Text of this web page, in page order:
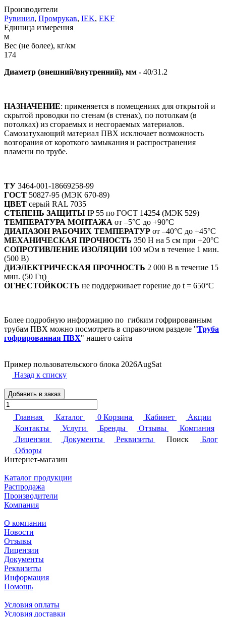
Производители
Рувинил, Промрукав, IEK, EKF
Единица измерения
м
Вес (не более), кг/км
174
Диаметр (внешний/внутренний), мм - 40/31.2
НАЗНАЧЕНИЕ: применяется в помещениях для открытой и
скрытой проводки по стенам (в стенах), по потолкам (в
потолках) из сгораемых и несгораемых материалов.
Самозатухающий материал ПВХ исключает возможность
возгорания от короткого замыкания и распространения
пламени по трубе.
ТУ 3464-001-18669258-99
ГОСТ 50827-95 (МЭК 670-89)
ЦВЕТ серый RAL 7035
СТЕПЕНЬ ЗАЩИТЫ IP 55 по ГОСТ 14254 (МЭК 529)
ТЕМПЕРАТУРА МОНТАЖА от –5°С до +90°С
ДИАПАЗОН РАБОЧИХ ТЕМПЕРАТУР от –40°С до +45°С
МЕХАНИЧЕСКАЯ ПРОЧНОСТЬ 350 Н на 5 см при +20°С
СОПРОТИВЛЕНИЕ ИЗОЛЯЦИИ100 мОм в течение 1 мин.
(500 В)
ДИЭЛЕКТРИЧЕСКАЯ ПРОЧНОСТЬ 2 000 В в течение 15
мин. (50 Гц)
ОГНЕСТОЙКОСТЬ не поддерживает горение до t = 650°С
Более подробную информацию по гибким гофрированным
трубам ПВХ можно посмотреть в справочном разделе "Труба
гофрированная ПВХ" нашего сайта
Пример пользовательского блока 2026AugSat
Назад к списку
Добавить в заказ
Главная Каталог 0 Корзина Кабинет
Акции
Контакты
Услуги Бренды Отзывы
Компания
Лицензии
Документы Реквизиты Поиск
Блог
Обзоры
Интернет-магазин
Каталог продукции
Распродажа
Производители
Компания
О компании
Новости
Отзывы
Лицензии
Документы
Реквизиты
Информация
Помощь
Условия оплаты
Условия доставки